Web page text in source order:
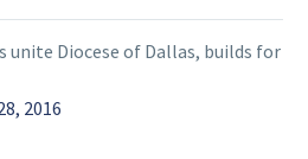
unite Diocese of Dallas, builds for
2016